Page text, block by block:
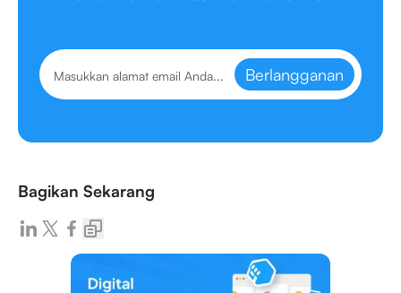
Berlangganan
Bagikan Sekarang